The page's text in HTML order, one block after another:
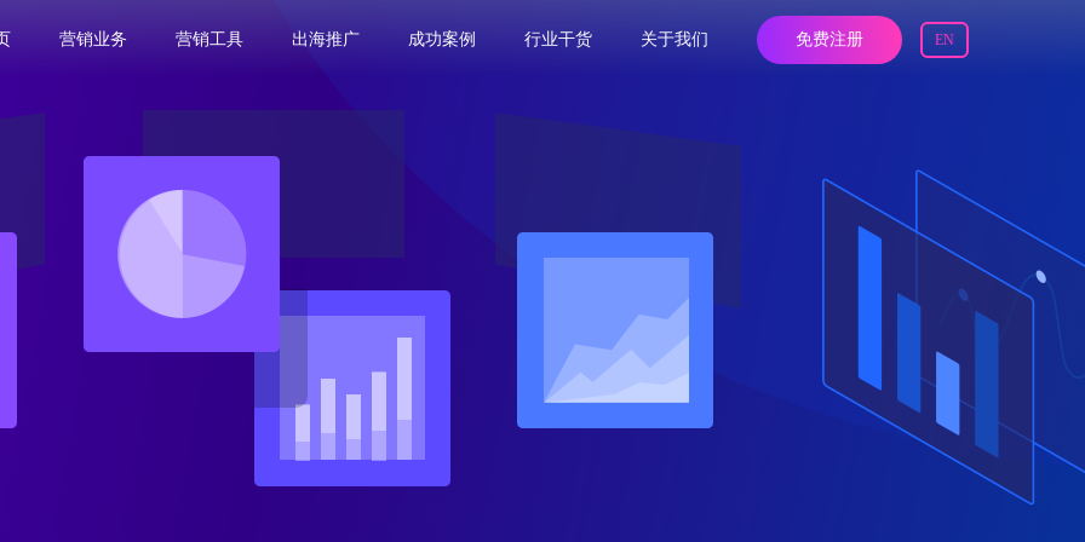
营销业务 营销工具 出海推广 成功案例 行业干货 关于我们 免费注册 EN